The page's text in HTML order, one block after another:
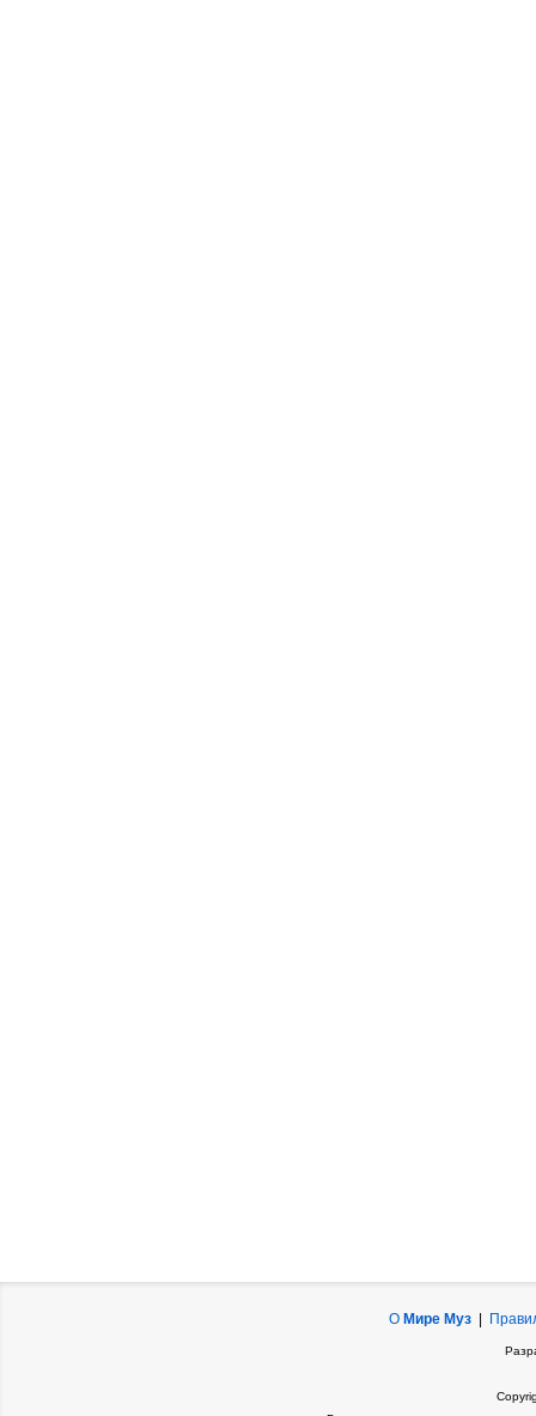
О Мире Муз|